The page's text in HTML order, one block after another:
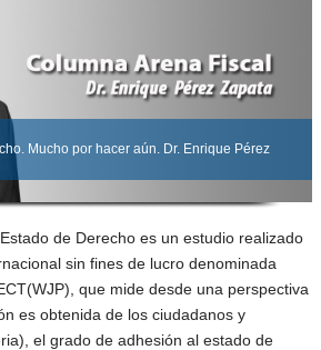
Mucho por hacer aún. Dr. Enrique Pérez
de Derecho es un estudio realizado
sin fines de lucro denominada
que mide desde una perspectiva
es obtenida de los ciudadanos y
el grado de adhesión al estado de